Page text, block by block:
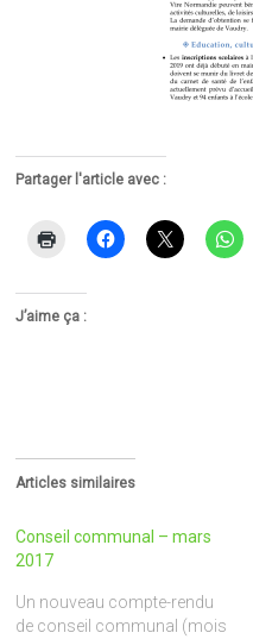
Partager l'article avec :
J’aime ça :
Articles similaires
Conseil communal – mars
2017
Un nouveau compte-rendu
de conseil communal (mois